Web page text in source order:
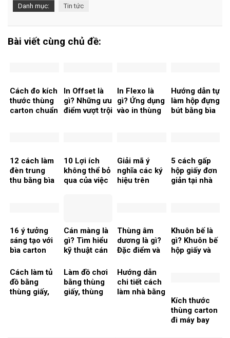
Danh mục: Tin tức
Bài viết cùng chủ đề:
Cách đo kích
thước thùng
carton chuẩn
In Offset là
gì? Những ưu
điểm vượt trội
In Flexo là
gì? Ứng dụng
vào in thùng
Hướng dẫn tự
làm hộp đựng
bút bằng bìa
12 cách làm
đèn trung
thu bằng bìa
10 Lợi ích
không thể bỏ
qua của việc
Giải mã ý
nghĩa các ký
hiệu trên
5 cách gấp
hộp giấy đơn
giản tại nhà
16 ý tưởng
sáng tạo với
bìa carton
handmade
đẹp mắt
Cán màng là
gì? Tìm hiểu
kỹ thuật cán
ngành in ấn
Thùng âm
dương là gì?
Đặc điểm và
chúng
Khuôn bế là
gì? Khuôn bế
hộp giấy và
Cách làm tủ
đồ bằng
thùng giấy,
Làm đồ chơi
bằng thùng
giấy, thùng
Hướng dẫn
chi tiết cách
làm nhà bằng
Kích thước
thùng carton
đi máy bay